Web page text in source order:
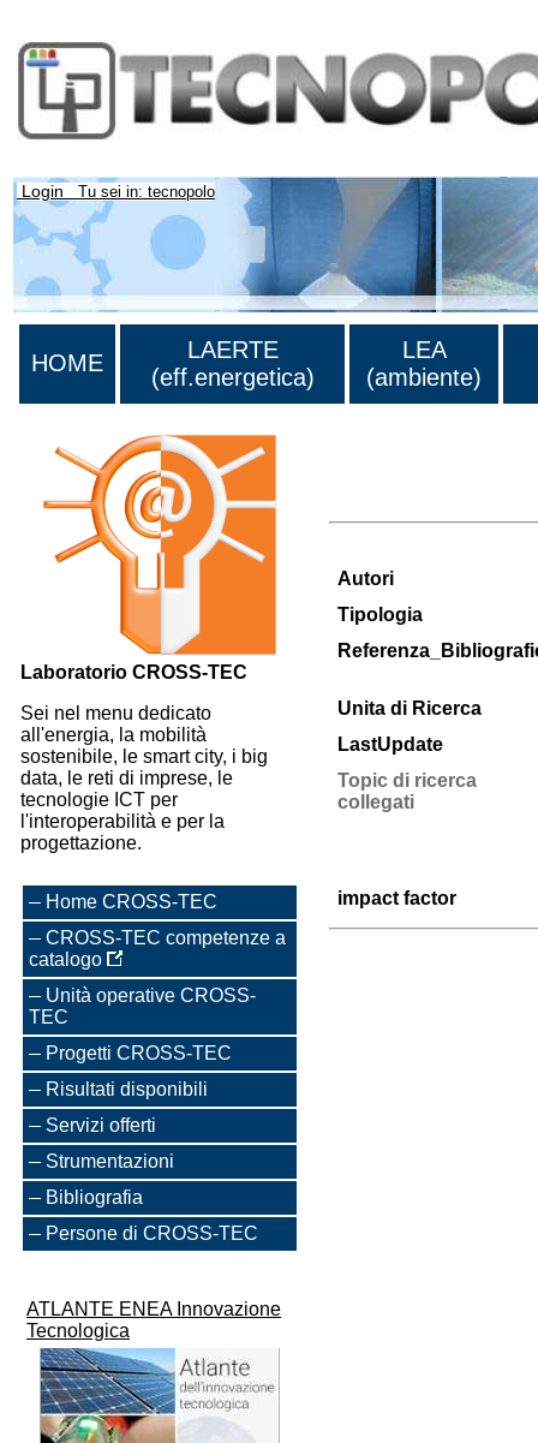
Login Tu sei in: tecnopolo
HOME
LAERTE
(eff.energetica)
LEA
(ambiente)
Laboratorio CROSS-TEC
Sei nel menu dedicato
all'energia, la mobilità
sostenibile, le smart city, i big
data, le reti di imprese, le
tecnologie ICT per
l'interoperabilità e per la
progettazione.
Home CROSS-TEC
CROSS-TEC competenze a
catalogo
Unità operative CROSS-
TEC
Progetti CROSS-TEC
Risultati disponibili
Servizi offerti
Strumentazioni
Bibliografia
Persone di CROSS-TEC
ATLANTE ENEA Innovazione
Tecnologica
Autori
Tipologia
Unita di Ricerca
LastUpdate
Topic di ricerca
collegati
impact factor